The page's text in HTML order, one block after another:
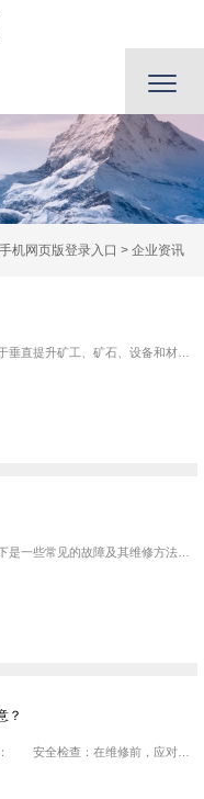
机网页版登录入口 >企业资讯
？